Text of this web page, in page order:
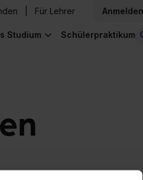
Für Lehrer Anmelden
Studium Schülerpraktikum